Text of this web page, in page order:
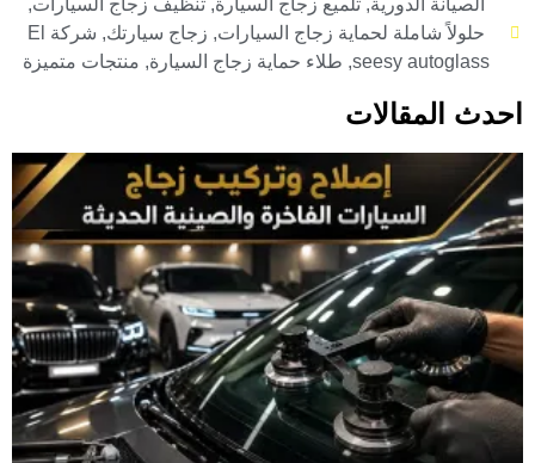
الصيانة الدورية, تلميع زجاج السيارة, تنظيف زجاج السيارات,
حلولاً شاملة لحماية زجاج السيارات, زجاج سيارتك,
شركة El
seesy autoglass
, طلاء حماية زجاج السيارة, منتجات متميزة
احدث المقالات